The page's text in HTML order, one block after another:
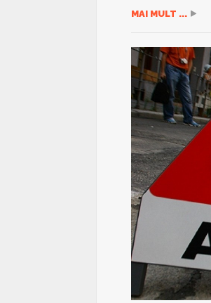
MAI MULT ...